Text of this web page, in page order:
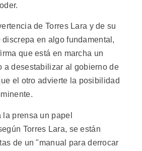
de Torres Lara y de su
en algo fundamental,
que está en marcha un
a desestabilizar al gobierno de
el otro advierte la posibilidad
prensa un papel
Torres Lara, se están
de un "manual para derrocar